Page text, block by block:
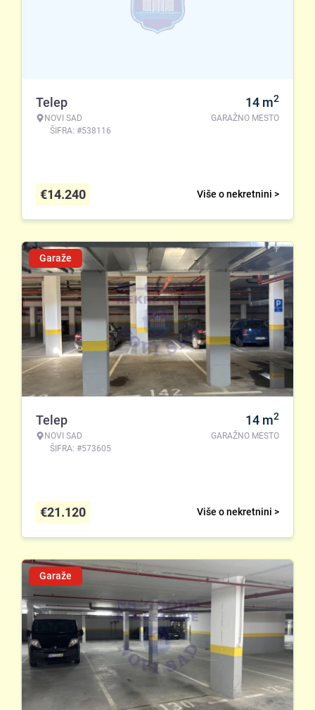
Telep
NOVI SAD
ŠIFRA: #538116
14 m2
GARAŽNO MESTO
Više o nekretnini >
€14.240
Garaže
Telep
NOVI SAD
ŠIFRA: #573605
14 m2
GARAŽNO MESTO
Više o nekretnini >
€21.120
Garaže